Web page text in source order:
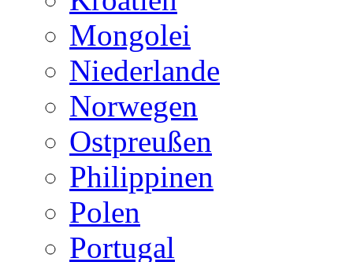
Mongolei
Niederlande
Norwegen
Ostpreußen
Philippinen
Polen
Portugal